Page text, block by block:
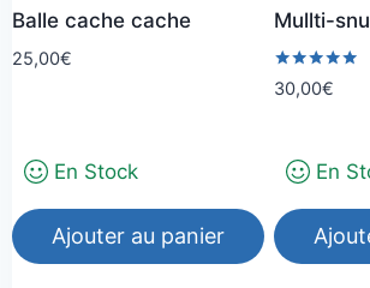
Balle cache cache
25,00€
En Stock
Ajouter au panier
Mullti-
Note
5.00
30,00€
En